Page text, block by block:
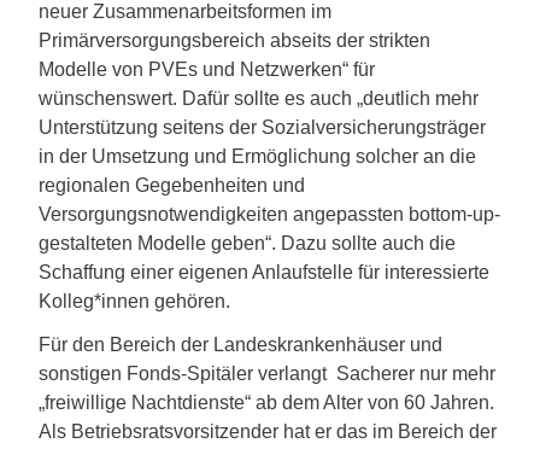
neuer Zusammenarbeitsformen im
Primärversorgungsbereich abseits der strikten
Modelle von PVEs und Netzwerken“ für
wünschenswert. Dafür sollte es auch „deutlich mehr
Unterstützung seitens der Sozialversicherungsträger
in der Umsetzung und Ermöglichung solcher an die
regionalen Gegebenheiten und
Versorgungsnotwendigkeiten angepassten bottom-up-
gestalteten Modelle geben“. Dazu sollte auch die
Schaffung einer eigenen Anlaufstelle für interessierte
Kolleg*innen gehören.
Für den Bereich der Landeskrankenhäuser und
sonstigen Fonds-Spitäler verlangt Sacherer nur mehr
„freiwillige Nachtdienste“ ab dem Alter von 60 Jahren.
Als Betriebsratsvorsitzender hat er das im Bereich der